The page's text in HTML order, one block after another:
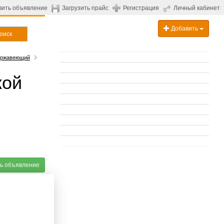
объявление Загрузить прайс Регистрация Личный кабинет
Добавить
объявление